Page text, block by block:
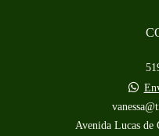
Avenida Lucas